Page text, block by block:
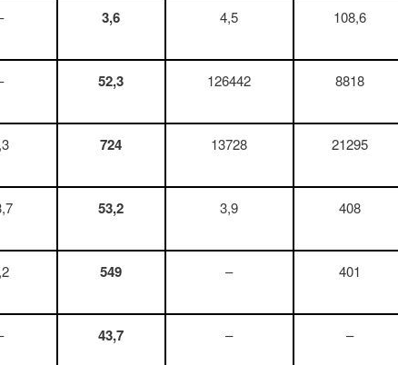
3,6 4,5 108,6
52,3 126442 8818
724 13728 21295
53,2 3,9 408
549 – 401
43,7 – –